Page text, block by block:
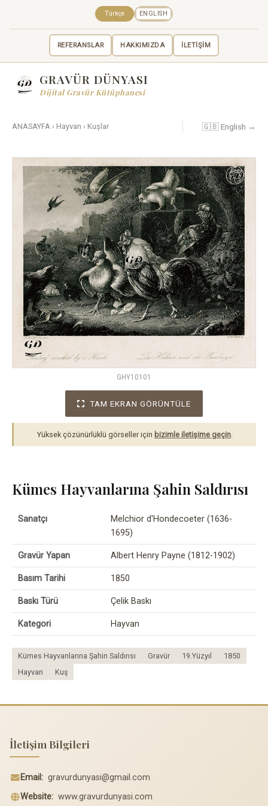
REFERANSLAR HAKKIMIZDA İLETİŞİM
Türkçe ENGLISH
GRAVÜR DÜNYASI
Dijital Gravür Kütüphanesi
ANASAYFA › Hayvan › Kuşlar 🇬🇧 English →
GHY10101
TAM EKRAN GÖRÜNTÜLE
Yüksek çözünürlüklü görseller için bizimle iletişime geçin
Kümes Hayvanlarına Şahin Saldırısı
Sanatçı
Melchior d'Hondecoeter (1636-
1695)
Gravür Yapan Albert Henry Payne (1812-1902)
Basım Tarihi 1850
Baskı Türü Çelik Baskı
Kategori Hayvan
Kümes Hayvanlarına Şahin Saldırısı Gravür 19.Yüzyıl
1850
Hayvan
Kuş
İletişim Bilgileri
Email: gravurdunyasi@gmail.com
Website: www.gravurdunyasi.com